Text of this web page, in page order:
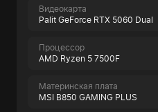
Видеокарта
Palit GeForce RTX 5060 Dual
Процессор
AMD Ryzen 5 7500F
Материнская плата
MSI B850 GAMING PLUS